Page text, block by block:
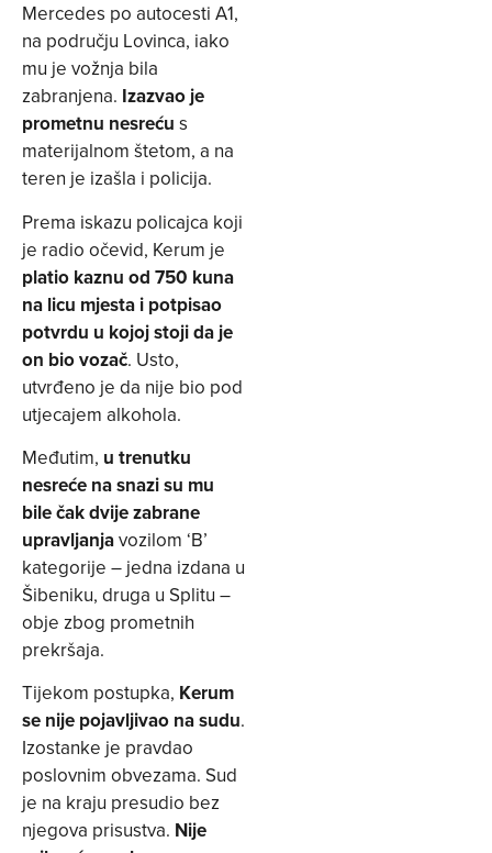
Mercedes po autocesti A1,
na području Lovinca, iako
mu je vožnja bila
zabranjena. Izazvao je
prometnu nesreću s
materijalnom štetom, a na
teren je izašla i policija.
Prema iskazu policajca koji
je radio očevid, Kerum je
platio kaznu od 750 kuna
na licu mjesta i potpisao
potvrdu u kojoj stoji da je
on bio vozač. Usto,
utvrđeno je da nije bio pod
utjecajem alkohola.
Međutim, u trenutku
nesreće na snazi su mu
bile čak dvije zabrane
upravljanjavozilom ‘B’
kategorije – jedna izdana u
Šibeniku, druga u Splitu –
obje zbog prometnih
prekršaja.
Tijekom postupka, Kerum
se nije pojavljivao na sudu.
Izostanke je pravdao
poslovnim obvezama. Sud
je na kraju presudio bez
njegova prisustva. Nije